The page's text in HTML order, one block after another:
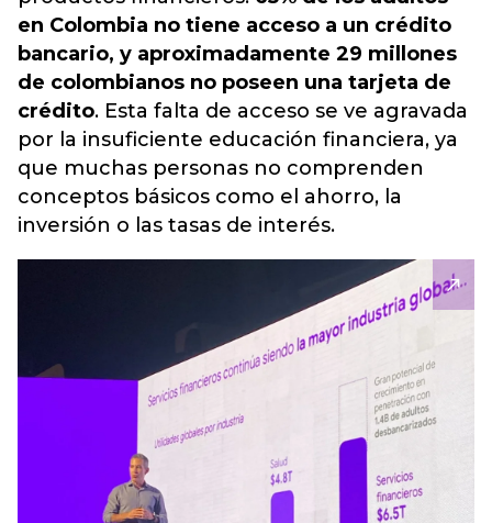
en Colombia no tiene acceso a un crédito
bancario, y aproximadamente 29 millones
de colombianos no poseen una tarjeta de
crédito. Esta falta de acceso se ve agravada
por la insuficiente educación financiera, ya
que muchas personas no comprenden
conceptos básicos como el ahorro, la
inversión o las tasas de interés.